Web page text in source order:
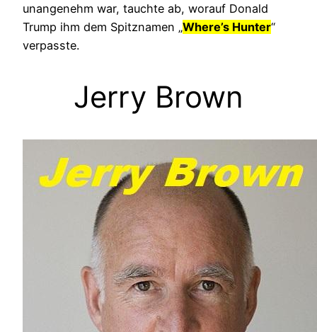
unangenehm war, tauchte ab, worauf Donald
Trump ihm dem Spitznamen „Where’s Hunter“
verpasste.
Jerry Brown